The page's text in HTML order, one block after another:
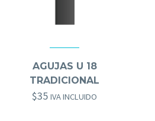
AGUJAS U 18
TRADICIONAL
$35 IVA INCLUIDO